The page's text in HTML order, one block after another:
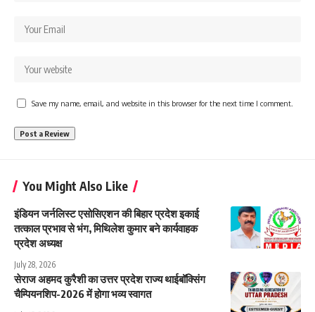
Save my name, email, and website in this browser for the next time I comment.
You Might Also Like
इंडियन जर्नलिस्ट एसोसिएशन की बिहार प्रदेश इकाई
तत्काल प्रभाव से भंग, मिथिलेश कुमार बने कार्यवाहक
प्रदेश अध्यक्ष
July 28, 2026
सेराज अहमद कुरैशी का उत्तर प्रदेश राज्य थाईबॉक्सिंग
चैम्पियनशिप-2026 में होगा भव्य स्वागत